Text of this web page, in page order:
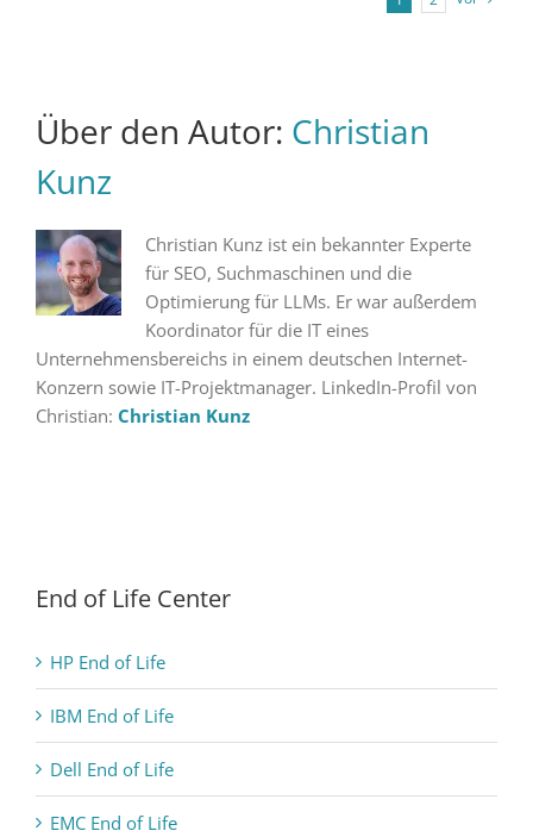
Über den Autor: Christian
Kunz
Christian Kunz ist ein bekannter Experte
für SEO, Suchmaschinen und die
Optimierung für LLMs. Er war außerdem
Koordinator für die IT eines
Unternehmensbereichs in einem deutschen Internet-
Konzern sowie IT-Projektmanager. LinkedIn-Profil von
Christian: Christian Kunz
End of Life Center
HP End of Life
IBM End of Life
Dell End of Life
EMC End of Life